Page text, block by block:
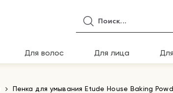
Для волос Для лица
Пенка для умывания Etude House Baking